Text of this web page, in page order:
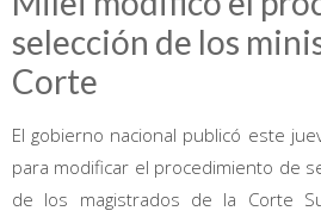
selección de los
Corte
El gobierno nacional publicó este
para modificar el procedimiento de
de los magistrados de la Corte